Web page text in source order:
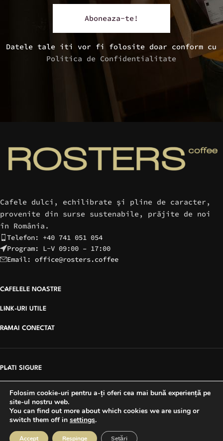
Datele tale iti vor fi folosite doar conform cu
Politica de Confidentialitate
Cafele dulci, echilibrate şi pline de caracter,
provenite din surse sustenabile, prăjite de noi
în România.
Telefon: +40 741 051 054
Program: L-V 09:00 – 17:00
Email: office@rosters.coffee
CAFELELE NOASTRE
LINK-URI UTILE
RAMAI CONECTAT
PLATI SIGURE
Copyright © 2026 Rosters Coffee | Site creat de
VoxDigital Agency
Folosim cookie-uri pentru a-ți oferi cea mai bună experiență pe
site-ul nostru web.
You can find out more about which cookies we are using or
switch them off in settings.
Accept Respinge Setări